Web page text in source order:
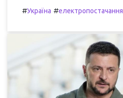
#Україна #електропостачання